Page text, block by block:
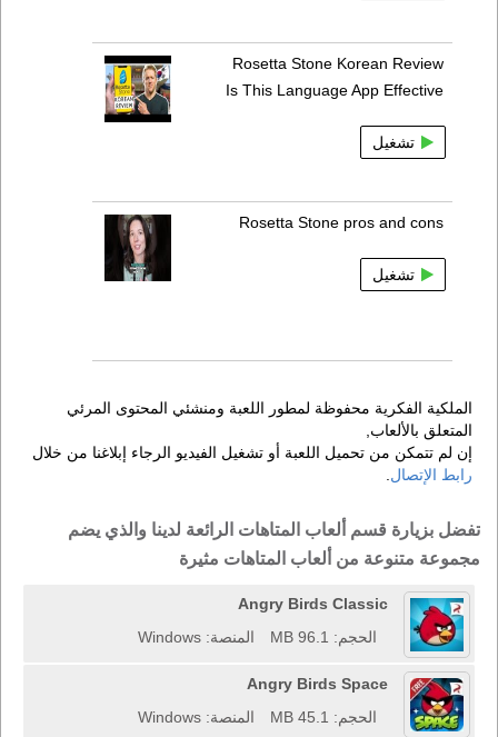
Rosetta Stone Korean Review
Is This Language App Effective
تشغيل
Rosetta Stone pros and cons
تشغيل
الملكية الفكرية محفوظة لمطور اللعبة ومنشئي المحتوى المرئي
المتعلق بالألعاب,
إن لم تتمكن من تحميل اللعبة أو تشغيل الفيديو الرجاء إبلاغنا من خلال
رابط الإتصال
تفضل بزيارة قسم ألعاب المتاهات الرائعة لدينا والذي يضم
مجموعة متنوعة من ألعاب المتاهات مثيرة
Angry Birds Classic
الحجم: 96.1 MB
المنصة: Windows
Angry Birds Space
الحجم: 45.1 MB
المنصة: Windows